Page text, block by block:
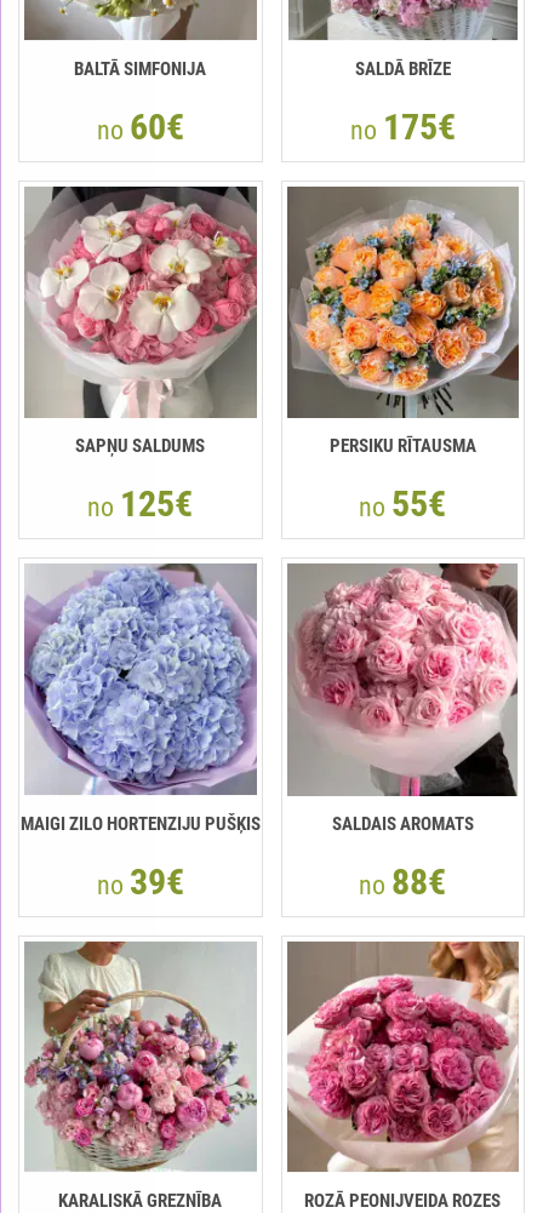
BALTĀ SIMFONIJA
no 60€
SALDĀ BRĪZE
no 175€
SAPŅU SALDUMS
no 125€
PERSIKU RĪTAUSMA
no 55€
MAIGI ZILO HORTENZIJU PUŠĶIS
no 39€
SALDAIS AROMATS
no 88€
KARALISKĀ GREZNĪBA ROZĀ PEONIJVEIDA ROZES